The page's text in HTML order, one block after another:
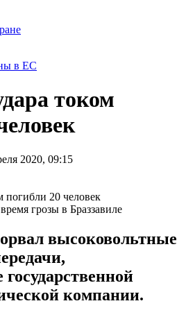
в ЕС
током
2020, 09:15
грозы в Браззавиле
высоковольтные
компании.